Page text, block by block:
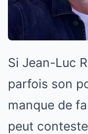
Si Jean-Luc
parfois son
manque de
peut